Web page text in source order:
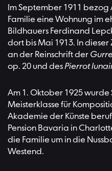
Im September 1911 bezog
Familie eine Wohnung im
Bildhauers Ferdinand
dort bis Mai 1913. In
an der Reinschrift der
op. 20 und desPierrot
Am 1. Oktober 1925
Meisterklasse für
Akademie der Künste
Pension Bavaria in
die Familie um in die
Westend.